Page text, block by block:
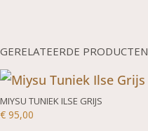
GERELATEERDE PRODUCTEN
MIYSU TUNIEK ILSE GRIJS
€ 95,00